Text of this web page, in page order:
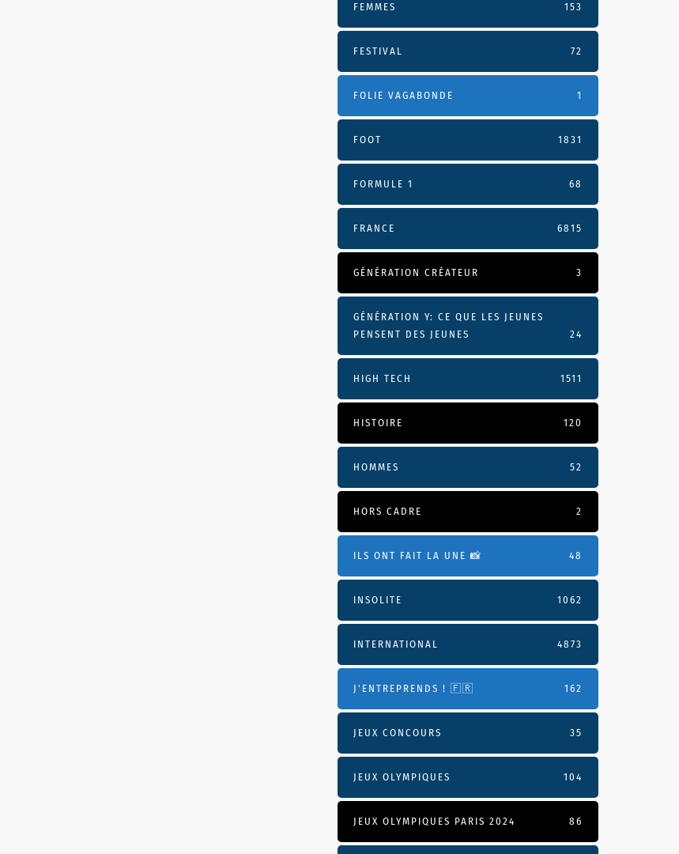
FEMMES 153
FESTIVAL 72
FOLIE VAGABONDE 1
FOOT 1831
FORMULE 1 68
FRANCE 6815
GÉNÉRATION CRÉATEUR 3
GÉNÉRATION Y: CE QUE LES JEUNES
PENSENT DES JEUNES
24
HIGH TECH 1511
HISTOIRE 120
HOMMES 52
HORS CADRE 2
ILS ONT FAIT LA UNE 📸 48
INSOLITE 1062
INTERNATIONAL 4873
J'ENTREPRENDS ! 🇫🇷 162
JEUX CONCOURS 35
JEUX OLYMPIQUES 104
JEUX OLYMPIQUES PARIS 2024 86